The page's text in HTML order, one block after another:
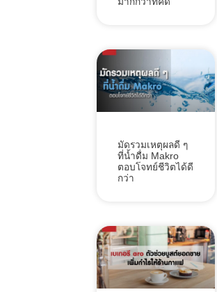
มัดรวมเหตุผลดี ๆ
ที่น้ำดื่ม Makro
ตอบโจทย์ชีวิตได้ดี
กว่า